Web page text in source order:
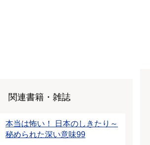
関連書籍・雑誌
本当は怖い！ 日本のしきたり～
秘められた深い意味99